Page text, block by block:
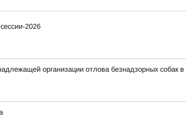
2026
организации отлова безнадзорных собак в